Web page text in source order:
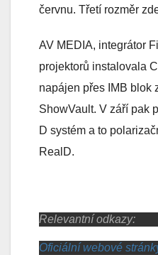
červnu. Třetí rozměr
AV MEDIA, integrátor
projektorů instalovala
napájen přes IMB blok
ShowVault. V září pak
D systém a to
RealD.
Relevantní odkazy:
Oficiální webové